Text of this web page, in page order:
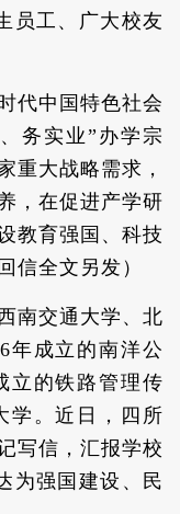
员工、广大校友
代中国特色社会
务实业”办学宗
重大战略需求，
，在促进产学研
教育强国、科技
信全文另发）
南交通大学、北
年成立的南洋公
立的铁路管理传
学。近日，四所
写信，汇报学校
为强国建设、民